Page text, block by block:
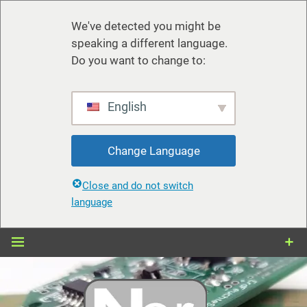
We've detected you might be
speaking a different language.
Do you want to change to:
English
Change Language
Close and do not switch
language
Zum